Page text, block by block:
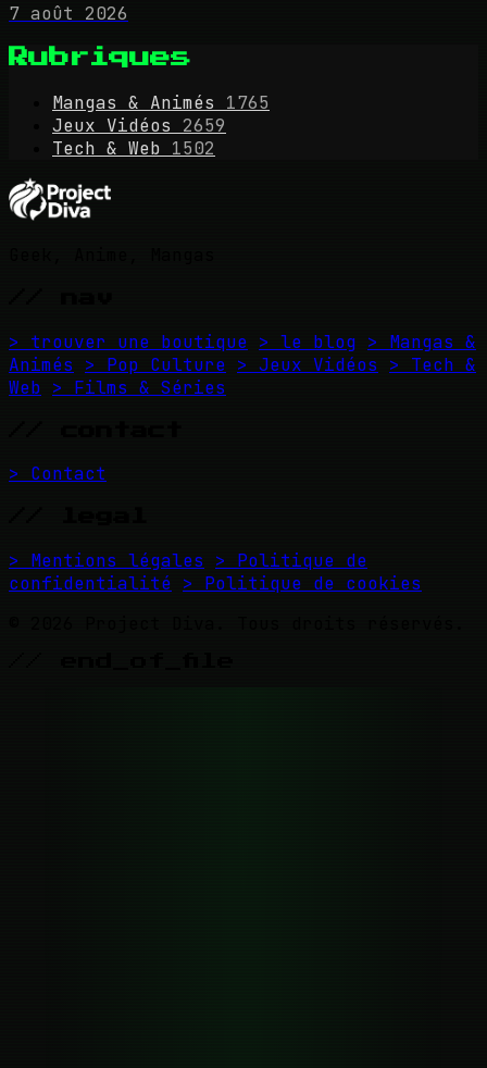
7 août 2026
Rubriques
Mangas & Animés
1765
Jeux Vidéos
2659
Tech & Web 1502
> trouver une boutique > le blog > Mangas &
Animés
> Pop Culture > Jeux Vidéos
> Tech &
Web > Films & Séries
> Contact
> Mentions légales
> Politique de
confidentialité > Politique de cookies